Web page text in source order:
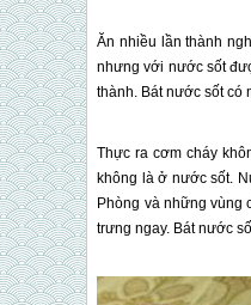
Ăn nhiều lần thành
nhưng với nước sốt
thành. Bát nước sốt có
Thực ra cơm cháy
không là ở nước sốt.
Phòng và những vùng
trưng ngay. Bát nước